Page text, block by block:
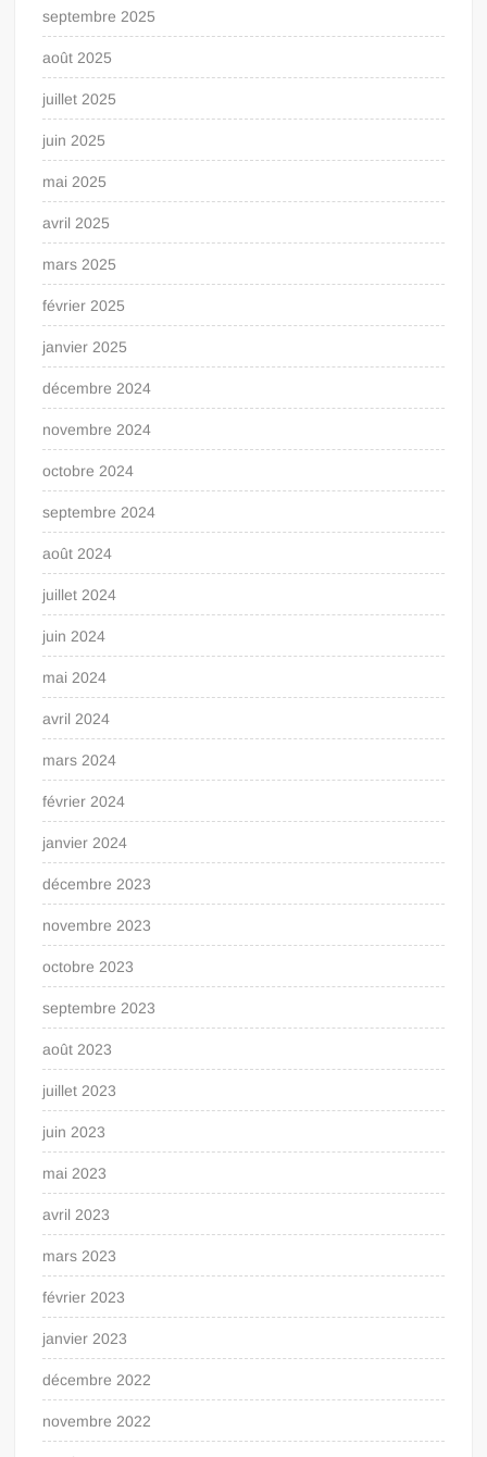
septembre 2025
août 2025
juillet 2025
juin 2025
mai 2025
avril 2025
mars 2025
février 2025
janvier 2025
décembre 2024
novembre 2024
octobre 2024
septembre 2024
août 2024
juillet 2024
juin 2024
mai 2024
avril 2024
mars 2024
février 2024
janvier 2024
décembre 2023
novembre 2023
octobre 2023
septembre 2023
août 2023
juillet 2023
juin 2023
mai 2023
avril 2023
mars 2023
février 2023
janvier 2023
décembre 2022
novembre 2022